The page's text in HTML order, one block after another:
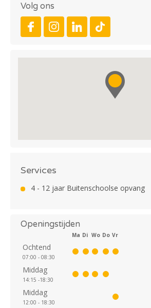
Volg ons
Services
4 - 12 jaar Buitenschoolse opvang
Openingstijden
Ma Di Wo Do Vr
Ochtend
07:00 - 08:30
Middag
14:15 -18:30
Middag
12:00 - 18:30